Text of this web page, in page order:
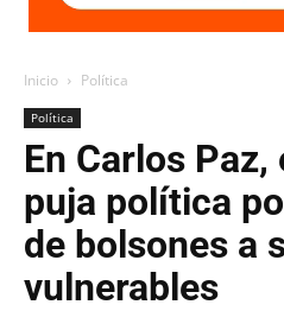
Inicio Política
Política
En Carlos
puja política
de bolsones a
vulnerables